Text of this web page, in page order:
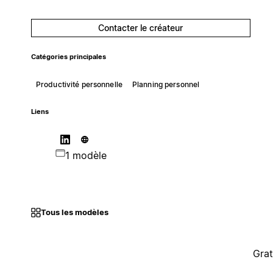
Contacter le créateur
Catégories principales
Productivité personnelle Planning personnel
Liens
1 modèle
Tous les modèles